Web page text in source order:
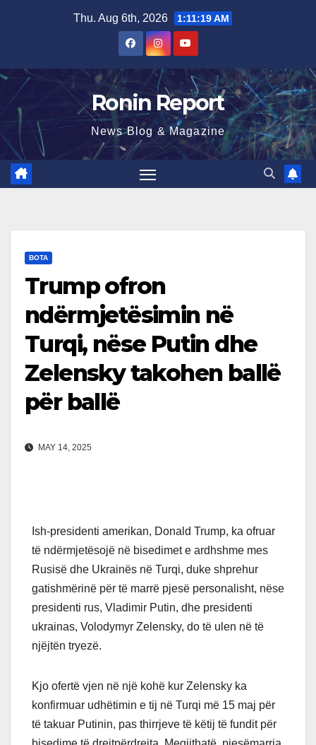
Thu. Aug 6th, 2026 1:11:20 AM
Ronin Report
News Blog & Magazine
BOTA
Trump ofron
ndërmjetësimin në
Turqi, nëse Putin dhe
Zelensky takohen ballë
për ballë
MAY 14, 2025
Ish-presidenti amerikan, Donald Trump, ka ofruar
të ndërmjetësojë në bisedimet e ardhshme mes
Rusisë dhe Ukrainës në Turqi, duke shprehur
gatishmërinë për të marrë pjesë personalisht, nëse
presidenti rus, Vladimir Putin, dhe presidenti
ukrainas, Volodymyr Zelensky, do të ulen në të
njëjtën tryezë.
Kjo ofertë vjen në një kohë kur Zelensky ka
konfirmuar udhëtimin e tij në Turqi më 15 maj për
të takuar Putinin, pas thirrjeve të këtij të fundit për